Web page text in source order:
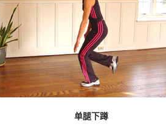
单腿下蹲